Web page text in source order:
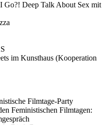
Go?! Deep Talk About Sex mit
im Kunsthaus (Kooperation
Filmtage-Party
Feministischen Filmtagen: